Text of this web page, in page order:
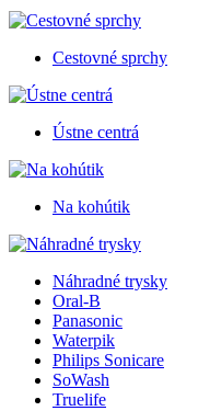
Cestovné sprchy
Ústne centrá
Na kohútik
Náhradné trysky
Oral-B
Panasonic
Waterpik
Philips Sonicare
SoWash
Truelife